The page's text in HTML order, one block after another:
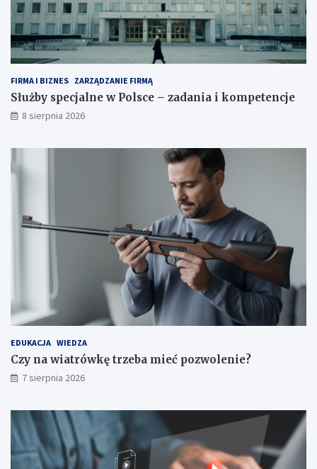
k
u
t
k
i
e
e
n
c
j
e
FIRMA I BIZNES ZARZĄDZANIE FIRMĄ
Służby specjalne w Polsce – zadania i kompetencje
8 sierpnia 2026
EDUKACJA WIEDZA
Czy na wiatrówkę trzeba mieć pozwolenie?
7 sierpnia 2026